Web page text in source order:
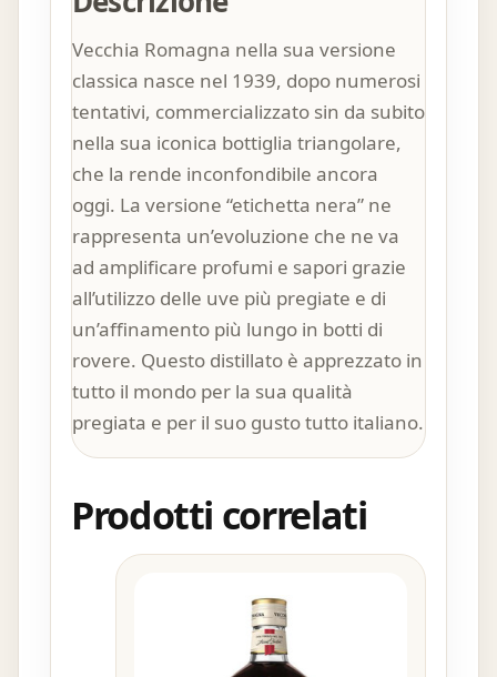
Vecchia Romagna nella sua versione
classica nasce nel 1939, dopo numerosi
tentativi, commercializzato sin da subito
nella sua iconica bottiglia triangolare,
che la rende inconfondibile ancora
oggi. La versione “etichetta nera” ne
rappresenta un’evoluzione che ne va
ad amplificare profumi e sapori grazie
all’utilizzo delle uve più pregiate e di
un’affinamento più lungo in botti di
rovere. Questo distillato è apprezzato in
tutto il mondo per la sua qualità
pregiata e per il suo gusto tutto italiano.
Prodotti correlati